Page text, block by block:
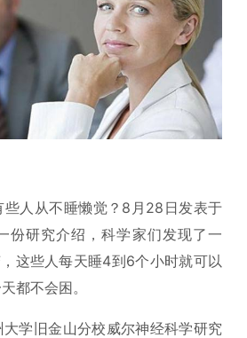
些人从不睡懒觉？8月28日发表于
份研究介绍，科学家们发现了一
这些人每天睡4到6个小时就可以
都不会困。
学旧金山分校威尔神经科学研究